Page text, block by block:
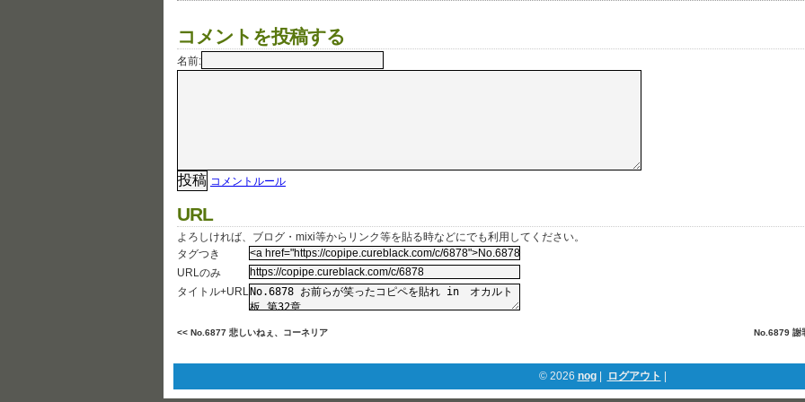
コメントを投稿する
名前:
コメントルール
URL
よろしければ、ブログ・mixi等からリンク等を貼る時などにでも利用してください。
タグつき
URLのみ
タイトル+URL
No.6879 謝
<< No.6877 悲しいねぇ、コーネリア
© 2026 nog| ログアウト